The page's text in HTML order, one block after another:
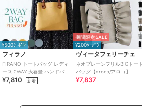
¥500ｸｰﾎﾟﾝ
フィラノ
FIRANO トートバッグ レディ
ース 2WAY 大容量 ハンドバッ
グ ショルダーバッグ 通勤
¥7,810 新着
期間限定SALE
¥200ｸｰﾎﾟﾝ
ヴィータフェリーチェ
ネオプレーンフリルBIGトート
バッグ【aroco/アロコ】
¥7,837